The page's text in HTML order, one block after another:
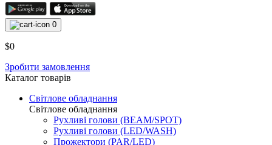
0
$0
Зробити замовлення
Каталог товарів
Світлове обладнання
Світлове обладнання
Рухливі голови (BEAM/SPOT)
Рухливі голови (LED/WASH)
Прожектори (PAR/LED)